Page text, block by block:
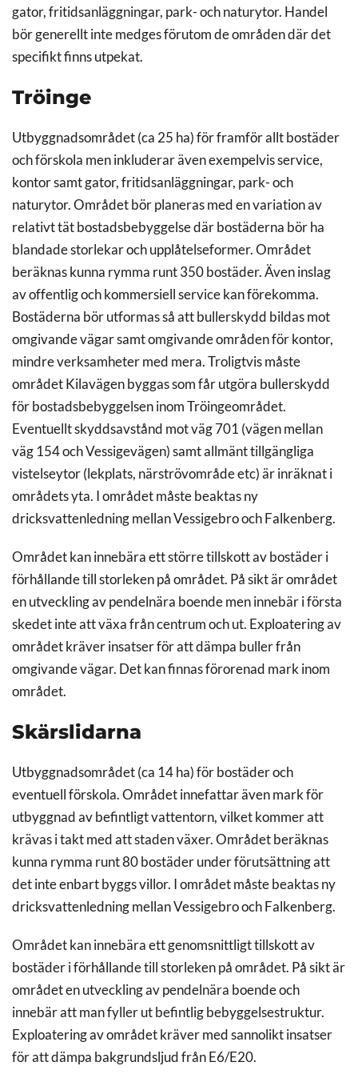
gator, fritidsanläggningar, park- och naturytor. Handel
bör generellt inte medges förutom de områden där det
specifikt finns utpekat.
Tröinge
Utbyggnadsområdet (ca 25 ha) för framför allt bostäder
och förskola men inkluderar även exempelvis service,
kontor samt gator, fritidsanläggningar, park- och
naturytor. Området bör planeras med en variation av
relativt tät bostadsbebyggelse där bostäderna bör ha
blandade storlekar och upplåtelseformer. Området
beräknas kunna rymma runt 350 bostäder. Även inslag
av offentlig och kommersiell service kan förekomma.
Bostäderna bör utformas så att bullerskydd bildas mot
omgivande vägar samt omgivande områden för kontor,
mindre verksamheter med mera. Troligtvis måste
området Kilavägen byggas som får utgöra bullerskydd
för bostadsbebyggelsen inom Tröingeområdet.
Eventuellt skyddsavstånd mot väg 701 (vägen mellan
väg 154 och Vessigevägen) samt allmänt tillgängliga
vistelseytor (lekplats, närströvområde etc) är inräknat i
områdets yta. I området måste beaktas ny
dricksvattenledning mellan Vessigebro och Falkenberg.
Området kan innebära ett större tillskott av bostäder i
förhållande till storleken på området. På sikt är området
en utveckling av pendelnära boende men innebär i första
skedet inte att växa från centrum och ut. Exploatering av
området kräver insatser för att dämpa buller från
omgivande vägar. Det kan finnas förorenad mark inom
området.
Skärslidarna
Utbyggnadsområdet (ca 14 ha) för bostäder och
eventuell förskola. Området innefattar även mark för
utbyggnad av befintligt vattentorn, vilket kommer att
krävas i takt med att staden växer. Området beräknas
kunna rymma runt 80 bostäder under förutsättning att
det inte enbart byggs villor. I området måste beaktas ny
dricksvattenledning mellan Vessigebro och Falkenberg.
Området kan innebära ett genomsnittligt tillskott av
bostäder i förhållande till storleken på området. På sikt är
området en utveckling av pendelnära boende och
innebär att man fyller ut befintlig bebyggelsestruktur.
Exploatering av området kräver med sannolikt insatser
för att dämpa bakgrundsljud från E6/E20.